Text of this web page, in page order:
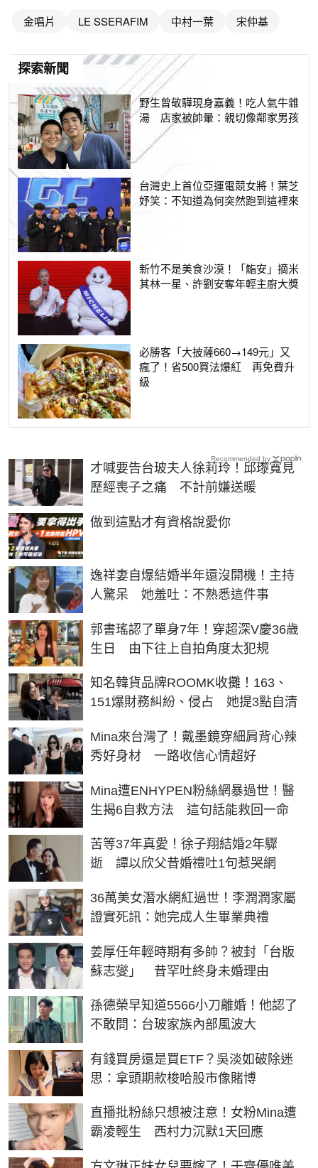
金唱片 LE SSERAFIM 中村一葉 宋仲基
探索新聞
野生曾敬驊現身嘉義！吃人氣牛雜
湯 店家被帥暈：親切像鄰家男孩
台灣史上首位亞運電競女將！葉芝
妤笑：不知道為何突然跑到這裡來
新竹不是美食沙漠！「鮨安」摘米
其林一星、許劉安奪年輕主廚大獎
必勝客「大披薩660→149元」又
瘋了！省500買法爆紅 再免費升
級
才喊要告台玻夫人徐莉玲！邱瓈寬見
歷經喪子之痛 不計前嫌送暖
做到這點才有資格說愛你
PR
逸祥妻自爆結婚半年還沒開機！主持
人驚呆 她羞吐：不熟悉這件事
郭書瑤認了單身7年！穿超深V慶36歲
生日 由下往上自拍角度太犯規
知名韓貨品牌ROOMK收攤！163、
151爆財務糾紛、侵占 她提3點自清
Mina來台灣了！戴墨鏡穿細肩背心辣
秀好身材 一路收信心情超好
Mina遭ENHYPEN粉絲網暴過世！醫
生揭6自救方法 這句話能救回一命
苦等37年真愛！徐子翔結婚2年驟
逝 譚以欣父昔婚禮吐1句惹哭網
36萬美女潛水網紅過世！李潤潤家屬
證實死訊：她完成人生畢業典禮
姜厚任年輕時期有多帥？被封「台版
蘇志燮」 昔罕吐終身未婚理由
孫德榮早知道5566小刀離婚！他認了
不敢問：台玻家族內部風波大
有錢買房還是買ETF？吳淡如破除迷
思：拿頭期款梭哈股市像賭博
直播批粉絲只想被注意！女粉Mina遭
霸凌輕生 西村力沉默1天回應
Recommended by